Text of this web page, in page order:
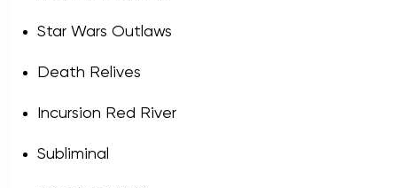
Star Wars Outlaws
Death Relives
Incursion Red River
Subliminal